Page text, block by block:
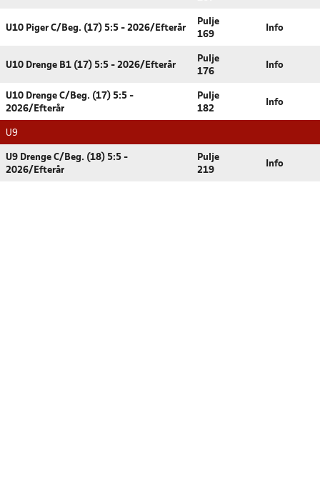
U10 Piger C/Beg. (17) 5:5 - 2026/Efterår
Pulje
169
Info
U10 Drenge B1 (17) 5:5 - 2026/Efterår
Pulje
176
Info
U10 Drenge C/Beg. (17) 5:5 -
2026/Efterår
Pulje
182
Info
U9
U9 Drenge C/Beg. (18) 5:5 -
2026/Efterår
Pulje
219
Info